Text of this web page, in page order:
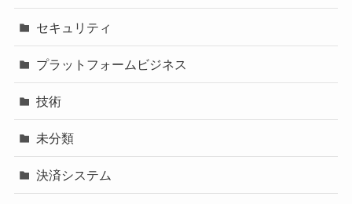
セキュリティ
プラットフォームビジネス
技術
未分類
決済システム